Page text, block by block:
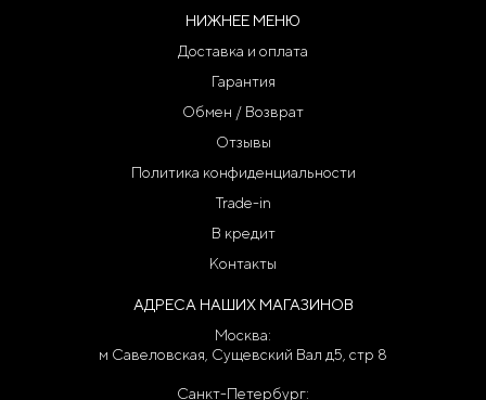
НИЖНЕЕ МЕНЮ
Доставка и оплата
Гарантия
Обмен / Возврат
Отзывы
Политика конфиденциальности
Trade-in
В кредит
Контакты
АДРЕСА НАШИХ МАГАЗИНОВ
Москва:
м Савеловская, Сущевский Вал д5, стр 8
Санкт-Петербург: